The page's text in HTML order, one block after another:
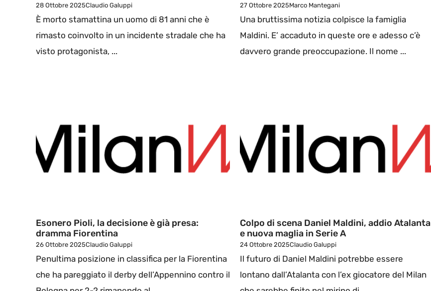
28 Ottobre 2025Claudio Galuppi
È morto stamattina un uomo di 81 anni che è
rimasto coinvolto in un incidente stradale che ha
visto protagonista, ...
27 Ottobre 2025Marco Mantegani
Una bruttissima notizia colpisce la famiglia
Maldini. E’ accaduto in queste ore e adesso c’è
davvero grande preoccupazione. Il nome ...
Esonero Pioli, la decisione è già presa:
dramma Fiorentina
26 Ottobre 2025Claudio Galuppi
Penultima posizione in classifica per la Fiorentina
che ha pareggiato il derby dell’Appennino contro il
Colpo di scena Daniel Maldini, addio Atalanta
e nuova maglia in Serie A
24 Ottobre 2025Claudio Galuppi
Il futuro di Daniel Maldini potrebbe essere
lontano dall’Atalanta con l’ex giocatore del Milan